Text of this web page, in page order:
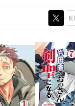
ンテンツ産業やカルチャ
バイルゲーム史における主
するほか、開発者へのイン
載。約20年の歴史が一望
いたり〜ゲームクリエ
ケ』『ペンと箸』等で知ら
よるゲーム業界レポートマ